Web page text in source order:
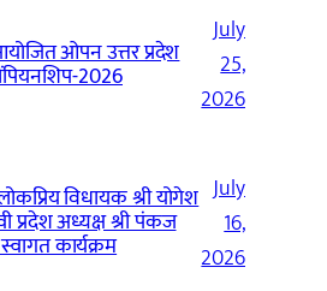
ओपन उत्तर प्रदेश
2026
July
25,
2026
विधायक श्री योगेश
प्रदेश अध्यक्ष श्री पंकज
कार्यक्रम
July
16,
2026